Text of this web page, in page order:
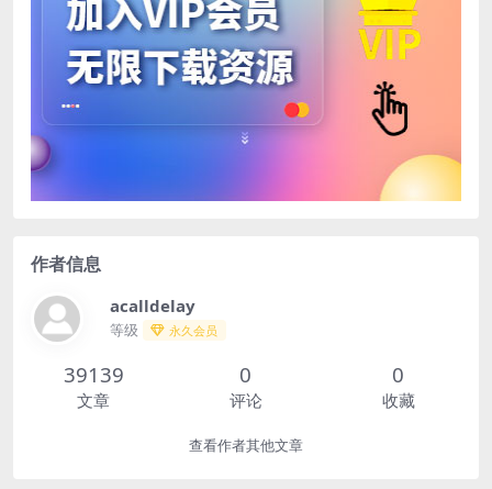
作者信息
acalldelay
等级 永久会员
39139
文章
0
评论
0
收藏
查看作者其他文章